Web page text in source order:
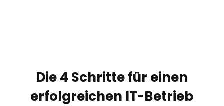
Die 4 Schritte für einen
erfolgreichen IT-Betrieb